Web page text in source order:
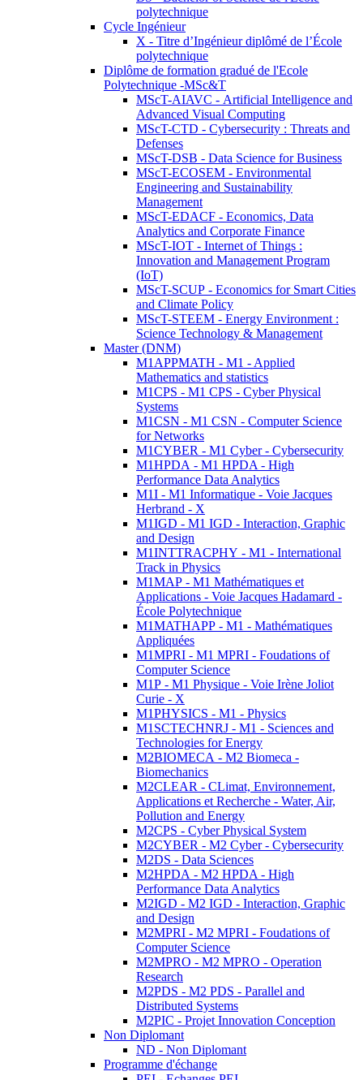
polytechnique
Cycle Ingénieur
X - Titre d’Ingénieur diplômé de l’École
polytechnique
Diplôme de formation gradué de l'Ecole
Polytechnique -MSc&T
MScT-AIAVC - Artificial Intelligence and
Advanced Visual Computing
MScT-CTD - Cybersecurity : Threats and
Defenses
MScT-DSB - Data Science for Business
MScT-ECOSEM - Environmental
Engineering and Sustainability
Management
MScT-EDACF - Economics, Data
Analytics and Corporate Finance
MScT-IOT - Internet of Things :
Innovation and Management Program
(IoT)
MScT-SCUP - Economics for Smart Cities
and Climate Policy
MScT-STEEM - Energy Environment :
Science Technology & Management
Master (DNM)
M1APPMATH - M1 - Applied
Mathematics and statistics
M1CPS - M1 CPS - Cyber Physical
Systems
M1CSN - M1 CSN - Computer Science
for Networks
M1CYBER - M1 Cyber - Cybersecurity
M1HPDA - M1 HPDA - High
Performance Data Analytics
M1I - M1 Informatique - Voie Jacques
Herbrand - X
M1IGD - M1 IGD - Interaction, Graphic
and Design
M1INTTRACPHY - M1 - International
Track in Physics
M1MAP - M1 Mathématiques et
Applications - Voie Jacques Hadamard -
École Polytechnique
M1MATHAPP - M1 - Mathématiques
Appliquées
M1MPRI - M1 MPRI - Foudations of
Computer Science
M1P - M1 Physique - Voie Irène Joliot
Curie - X
M1PHYSICS - M1 - Physics
M1SCTECHNRJ - M1 - Sciences and
Technologies for Energy
M2BIOMECA - M2 Biomeca -
Biomechanics
M2CLEAR - CLimat, Environnement,
Applications et Recherche - Water, Air,
Pollution and Energy
M2CPS - Cyber Physical System
M2CYBER - M2 Cyber - Cybersecurity
M2DS - Data Sciences
M2HPDA - M2 HPDA - High
Performance Data Analytics
M2IGD - M2 IGD - Interaction, Graphic
and Design
M2MPRI - M2 MPRI - Foudations of
Computer Science
M2MPRO - M2 MPRO - Operation
Research
M2PDS - M2 PDS - Parallel and
Distributed Systems
M2PIC - Projet Innovation Conception
Non Diplomant
ND - Non Diplomant
Programme d'échange